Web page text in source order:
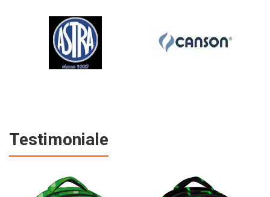
Testimoniale